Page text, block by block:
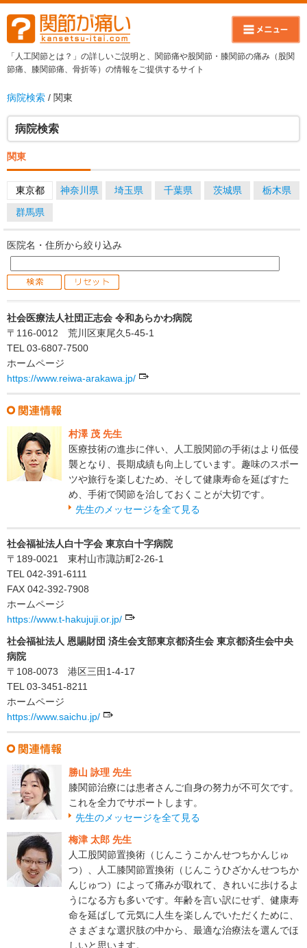
「人工関節とは？」の詳しいご説明と、関節痛や股関節・膝関節の痛み（股関
節痛、膝関節痛、骨折等）の情報をご提供するサイト
病院検索 / 関東
病院検索
関東
東京都 神奈川県 埼玉県 千葉県 茨城県
栃木県
群馬県
医院名・住所から絞り込み
社会医療法人社団正志会 令和あらかわ病院
〒116-0012 荒川区東尾久5-45-1
TEL 03-6807-7500
ホームページ
https://www.reiwa-arakawa.jp/
村澤 茂 先生
医療技術の進歩に伴い、人工股関節の手術はより低侵
襲となり、長期成績も向上しています。趣味のスポー
ツや旅行を楽しむため、そして健康寿命を延ばすた
め、手術で関節を治しておくことが大切です。
先生のメッセージを全て見る
社会福祉法人白十字会 東京白十字病院
〒189-0021 東村山市諏訪町2-26-1
TEL 042-391-6111
FAX 042-392-7908
ホームページ
https://www.t-hakujuji.or.jp/
社会福祉法人 恩賜財団 済生会支部東京都済生会 東京都済生会中央
病院
〒108-0073 港区三田1-4-17
TEL 03-3451-8211
ホームページ
https://www.saichu.jp/
勝山 詠理 先生
膝関節治療には患者さんご自身の努力が不可欠です。
これを全力でサポートします。
先生のメッセージを全て見る
梅津 太郎 先生
人工股関節置換術（じんこうこかんせつちかんじゅ
つ）、人工膝関節置換術（じんこうひざかんせつちか
んじゅつ）によって痛みが取れて、きれいに歩けるよ
うになる方も多いです。年齢を言い訳にせず、健康寿
命を延ばして元気に人生を楽しんでいただくために、
さまざまな選択肢の中から、最適な治療法を選んでほ
しいと思います。